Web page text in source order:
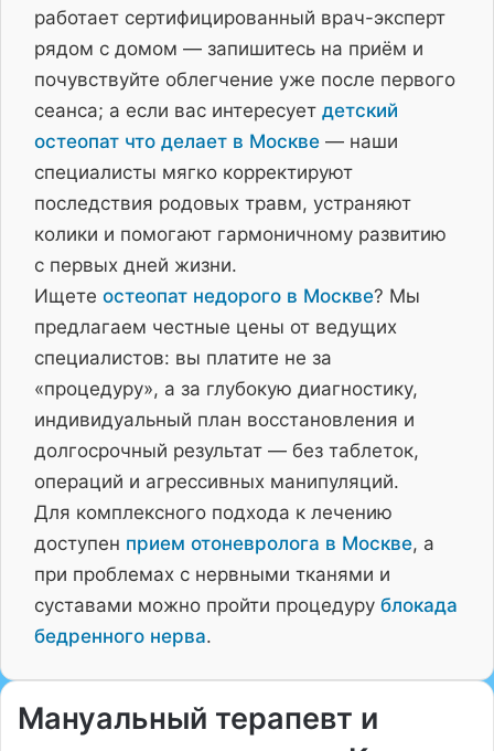
работает сертифицированный врач-эксперт
рядом с домом — запишитесь на приём и
почувствуйте облегчение уже после первого
сеанса; а если вас интересует детский
остеопат что делает в Москве — наши
специалисты мягко корректируют
последствия родовых травм, устраняют
колики и помогают гармоничному развитию
с первых дней жизни.
Ищете остеопат недорого в Москве? Мы
предлагаем честные цены от ведущих
специалистов: вы платите не за
«процедуру», а за глубокую диагностику,
индивидуальный план восстановления и
долгосрочный результат — без таблеток,
операций и агрессивных манипуляций.
Для комплексного подхода к лечению
доступен прием отоневролога в Москве, а
при проблемах с нервными тканями и
суставами можно пройти процедуру блокада
бедренного нерва.
Мануальный терапевт и